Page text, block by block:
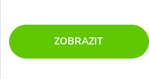
ZOBRAZIT